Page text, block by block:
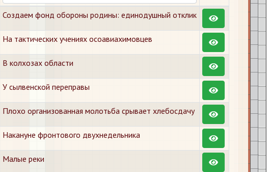
Создаем фонд обороны родины: единодушный отклик
На тактических учениях осоавиахимовцев
В колхозах области
У сылвенской переправы
Плохо организованная молотьба срывает хлебосдачу
​Накануне фронтового двухнедельника
Малые реки